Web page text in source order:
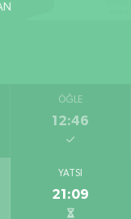
ÖĞLE
12:46
YATSI
21:09